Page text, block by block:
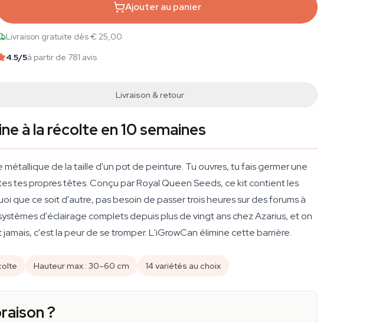
Ajouter au panier
Livraison gratuite dès € 25,00
4.5/5à partir de 781 avis
Livraison & retour
à la récolte en 10 semaines
de la taille d'un pot de peinture. Tu ouvres, tu fais germer une
tes propres têtes. Conçu par Royal Queen Seeds, ce kit contient les
que ce soit d'autre, pas besoin de passer trois heures sur des forums à
d'éclairage complets depuis plus de vingt ans chez Azarius, et on
c'est la peur de se tromper. L'iGrowCan élimine cette barrière.
Hauteur max : 30–60 cm 14 variétés au choix
?